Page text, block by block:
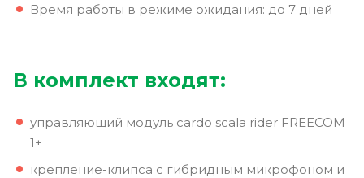
Время работы в режиме ожидания: до 7 дней
В комплект входят:
управляющий модуль cardo scala rider FREECOM
1+
крепление-клипса с гибридным микрофоном и